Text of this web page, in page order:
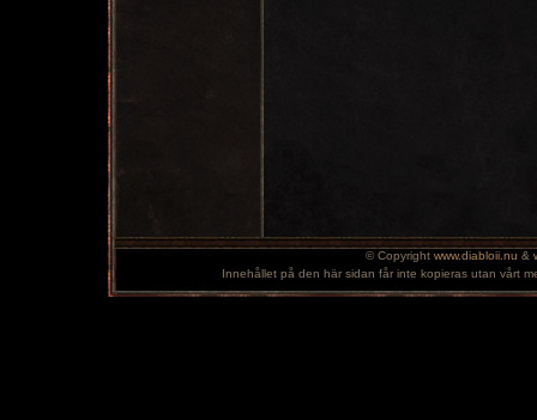
© Copyright www.diabloii.nu &
Innehållet på den här sidan får inte kopieras utan vårt